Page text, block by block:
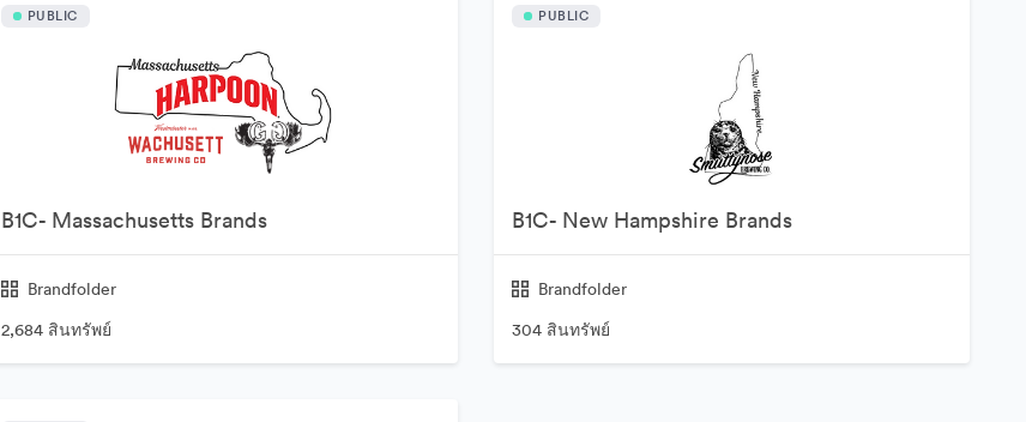
PUBLIC
B1C- Massachusetts Brands
Brandfolder
2,684 สินทรัพย์
PUBLIC
B1C- New Hampshire Brands
Brandfolder
304 สินทรัพย์